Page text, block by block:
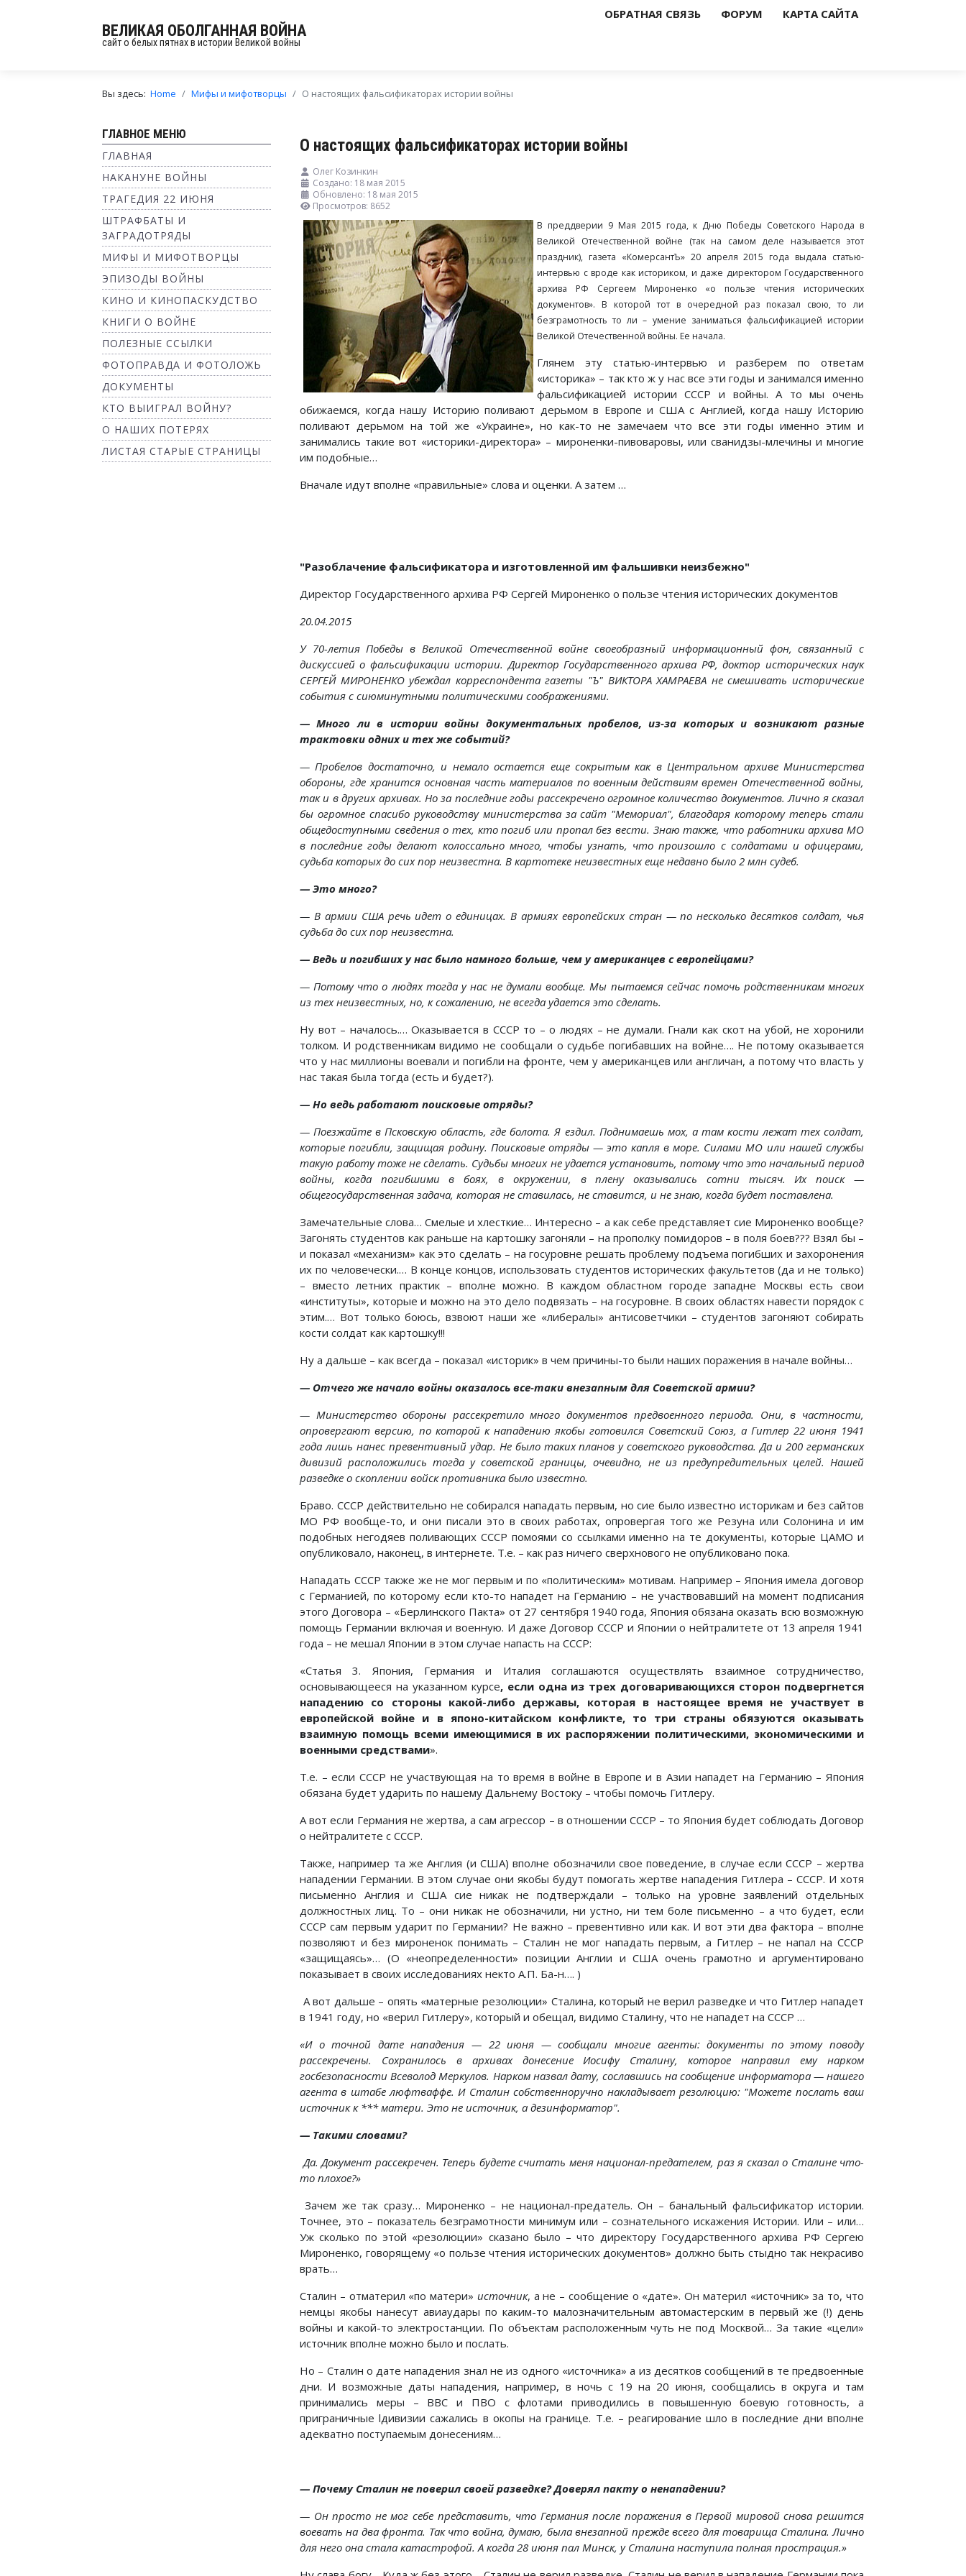
ВЕЛИКАЯ ОБОЛГАННАЯ ВОЙНА
сайт о белых пятнах в истории Великой войны
ОБРАТНАЯ СВЯЗЬ ФОРУМ КАРТА САЙТА
Вы здесь: Home Мифы и мифотворцы О настоящих фальсификаторах истории войны
ГЛАВНОЕ МЕНЮ
ГЛАВНАЯ
НАКАНУНЕ ВОЙНЫ
ТРАГЕДИЯ 22 ИЮНЯ
ШТРАФБАТЫ И
ЗАГРАДОТРЯДЫ
МИФЫ И МИФОТВОРЦЫ
ЭПИЗОДЫ ВОЙНЫ
КИНО И КИНОПАСКУДСТВО
КНИГИ О ВОЙНЕ
ПОЛЕЗНЫЕ ССЫЛКИ
ФОТОПРАВДА И ФОТОЛОЖЬ
ДОКУМЕНТЫ
КТО ВЫИГРАЛ ВОЙНУ?
О НАШИХ ПОТЕРЯХ
ЛИСТАЯ СТАРЫЕ СТРАНИЦЫ
О настоящих фальсификаторах истории войны
Олег Козинкин
Создано: 18 мая 2015
Обновлено: 18 мая 2015
Просмотров: 8652
В преддверии 9 Мая 2015 года, к Дню Победы Советского Народа в
Великой Отечественной войне (так на самом деле называется этот
праздник), газета «КомерсантЪ» 20 апреля 2015 года выдала статью-
интервью с вроде как историком, и даже директором Государственного
архива РФ Сергеем Мироненко «о пользе чтения исторических
документов». В которой тот в очередной раз показал свою, то ли
безграмотность то ли – умение заниматься фальсификацией истории
Великой Отечественной войны. Ее начала.
Глянем эту статью-интервью и разберем по ответам
«историка» – так кто ж у нас все эти годы и занимался именно
фальсификацией истории СССР и войны. А то мы очень
обижаемся, когда нашу Историю поливают дерьмом в Европе и США с Англией, когда нашу Историю
поливают дерьмом на той же «Украине», но как-то не замечаем что все эти годы именно этим и
занимались такие вот «историки-директора» – мироненки-пивоваровы, или сванидзы-млечины и многие
им подобные…
Вначале идут вполне «правильные» слова и оценки. А затем …
"Разоблачение фальсификатора и изготовленной им фальшивки неизбежно"
Директор Государственного архива РФ Сергей Мироненко о пользе чтения исторических документов
20.04.2015
У 70-летия Победы в Великой Отечественной войне своеобразный информационный фон, связанный с
дискуссией о фальсификации истории. Директор Государственного архива РФ, доктор исторических наук
СЕРГЕЙ МИРОНЕНКО убеждал корреспондента газеты "Ъ" ВИКТОРА ХАМРАЕВА не смешивать исторические
события с сиюминутными политическими соображениями.
— Много ли в истории войны документальных пробелов, из-за которых и возникают разные
трактовки одних и тех же событий?
— Пробелов достаточно, и немало остается еще сокрытым как в Центральном архиве Министерства
обороны, где хранится основная часть материалов по военным действиям времен Отечественной войны,
так и в других архивах. Но за последние годы рассекречено огромное количество документов. Лично я сказал
бы огромное спасибо руководству министерства за сайт "Мемориал", благодаря которому теперь стали
общедоступными сведения о тех, кто погиб или пропал без вести. Знаю также, что работники архива МО
в последние годы делают колоссально много, чтобы узнать, что произошло с солдатами и офицерами,
судьба которых до сих пор неизвестна. В картотеке неизвестных еще недавно было 2 млн судеб.
— Это много?
— В армии США речь идет о единицах. В армиях европейских стран — по несколько десятков солдат, чья
судьба до сих пор неизвестна.
— Ведь и погибших у нас было намного больше, чем у американцев с европейцами?
— Потому что о людях тогда у нас не думали вообще. Мы пытаемся сейчас помочь родственникам многих
из тех неизвестных, но, к сожалению, не всегда удается это сделать.
Ну вот – началось.… Оказывается в СССР то – о людях – не думали. Гнали как скот на убой, не хоронили
толком. И родственникам видимо не сообщали о судьбе погибавших на войне…. Не потому оказывается
что у нас миллионы воевали и погибли на фронте, чем у американцев или англичан, а потому что власть у
нас такая была тогда (есть и будет?).
— Но ведь работают поисковые отряды?
— Поезжайте в Псковскую область, где болота. Я ездил. Поднимаешь мох, а там кости лежат тех солдат,
которые погибли, защищая родину. Поисковые отряды — это капля в море. Силами МО или нашей службы
такую работу тоже не сделать. Судьбы многих не удается установить, потому что это начальный период
войны, когда погибшими в боях, в окружении, в плену оказывались сотни тысяч. Их поиск —
общегосударственная задача, которая не ставилась, не ставится, и не знаю, когда будет поставлена.
Замечательные слова… Смелые и хлесткие… Интересно – а как себе представляет сие Мироненко вообще?
Загонять студентов как раньше на картошку загоняли – на прополку помидоров – в поля боев??? Взял бы –
и показал «механизм» как это сделать – на госуровне решать проблему подъема погибших и захоронения
их по человечески.… В конце концов, использовать студентов исторических факультетов (да и не только)
– вместо летних практик – вполне можно. В каждом областном городе западне Москвы есть свои
«институты», которые и можно на это дело подвязать – на госуровне. В своих областях навести порядок с
этим.… Вот только боюсь, взвоют наши же «либералы» антисоветчики – студентов загоняют собирать
кости солдат как картошку!!!
Ну а дальше – как всегда – показал «историк» в чем причины-то были наших поражения в начале войны…
— Отчего же начало войны оказалось все-таки внезапным для Советской армии?
— Министерство обороны рассекретило много документов предвоенного периода. Они, в частности,
опровергают версию, по которой к нападению якобы готовился Советский Союз, а Гитлер 22 июня 1941
года лишь нанес превентивный удар. Не было таких планов у советского руководства. Да и 200 германских
дивизий расположились тогда у советской границы, очевидно, не из предупредительных целей. Нашей
разведке о скоплении войск противника было известно.
Браво. СССР действительно не собирался нападать первым, но сие было известно историкам и без сайтов
МО РФ вообще-то, и они писали это в своих работах, опровергая того же Резуна или Солонина и им
подобных негодяев поливающих СССР помоями со ссылками именно на те документы, которые ЦАМО и
опубликовало, наконец, в интернете. Т.е. – как раз ничего сверхнового не опубликовано пока.
Нападать СССР также же не мог первым и по «политическим» мотивам. Например – Япония имела договор
с Германией, по которому если кто-то нападет на Германию – не участвовавший на момент подписания
этого Договора – «Берлинского Пакта» от 27 сентября 1940 года, Япония обязана оказать всю возможную
помощь Германии включая и военную. И даже Договор СССР и Японии о нейтралитете от 13 апреля 1941
года – не мешал Японии в этом случае напасть на СССР:
«Статья 3. Япония, Германия и Италия соглашаются осуществлять взаимное сотрудничество,
основывающееся на указанном курсе, если одна из трех договаривающихся сторон подвергнется
нападению со стороны какой-либо державы, которая в настоящее время не участвует в
европейской войне и в японо-китайском конфликте, то три страны обязуются оказывать
взаимную помощь всеми имеющимися в их распоряжении политическими, экономическими и
военными средствами».
Т.е. – если СССР не участвующая на то время в войне в Европе и в Азии нападет на Германию – Япония
обязана будет ударить по нашему Дальнему Востоку – чтобы помочь Гитлеру.
А вот если Германия не жертва, а сам агрессор – в отношении СССР – то Япония будет соблюдать Договор
о нейтралитете с СССР.
Также, например та же Англия (и США) вполне обозначили свое поведение, в случае если СССР – жертва
нападении Германии. В этом случае они якобы будут помогать жертве нападения Гитлера – СССР. И хотя
письменно Англия и США сие никак не подтверждали – только на уровне заявлений отдельных
должностных лиц. То – они никак не обозначили, ни устно, ни тем боле письменно – а что будет, если
СССР сам первым ударит по Германии? Не важно – превентивно или как. И вот эти два фактора – вполне
позволяют и без мироненок понимать – Сталин не мог нападать первым, а Гитлер – не напал на СССР
«защищаясь»… (О «неопределенности» позиции Англии и США очень грамотно и аргументировано
показывает в своих исследованиях некто А.П. Ба-н…. )
А вот дальше – опять «матерные резолюции» Сталина, который не верил разведке и что Гитлер нападет
в 1941 году, но «верил Гитлеру», который и обещал, видимо Сталину, что не нападет на СССР …
«И о точной дате нападения — 22 июня — сообщали многие агенты: документы по этому поводу
рассекречены. Сохранилось в архивах донесение Иосифу Сталину, которое направил ему нарком
госбезопасности Всеволод Меркулов. Нарком назвал дату, сославшись на сообщение информатора — нашего
агента в штабе люфтваффе. И Сталин собственноручно накладывает резолюцию: "Можете послать ваш
источник к *** матери. Это не источник, а дезинформатор".
— Такими словами?
Да. Документ рассекречен. Теперь будете считать меня национал-предателем, раз я сказал о Сталине что-
то плохое?»
Зачем же так сразу… Мироненко – не национал-предатель. Он – банальный фальсификатор истории.
Точнее, это – показатель безграмотности минимум или – сознательного искажения Истории. Или – или…
Уж сколько по этой «резолюции» сказано было – что директору Государственного архива РФ Сергею
Мироненко, говорящему «о пользе чтения исторических документов» должно быть стыдно так некрасиво
врать…
Сталин – отматерил «по матери» источник, а не – сообщение о «дате». Он материл «источник» за то, что
немцы якобы нанесут авиаудары по каким-то малозначительным автомастерским в первый же (!) день
войны и какой-то электростанции. По объектам расположенным чуть не под Москвой… За такие «цели»
источник вполне можно было и послать.
Но – Сталин о дате нападения знал не из одного «источника» а из десятков сообщений в те предвоенные
дни. И возможные даты нападения, например, в ночь с 19 на 20 июня, сообщались в округа и там
принимались меры – ВВС и ПВО с флотами приводились в повышенную боевую готовность, а
приграничные lдивизии сажались в окопы на границе. Т.е. – реагирование шло в последние дни вполне
адекватно поступаемым донесениям…
— Почему Сталин не поверил своей разведке? Доверял пакту о ненападении?
— Он просто не мог себе представить, что Германия после поражения в Первой мировой снова решится
воевать на два фронта. Так что война, думаю, была внезапной прежде всего для товарища Сталина. Лично
для него она стала катастрофой. А когда 28 июня пал Минск, у Сталина наступила полная прострация.»